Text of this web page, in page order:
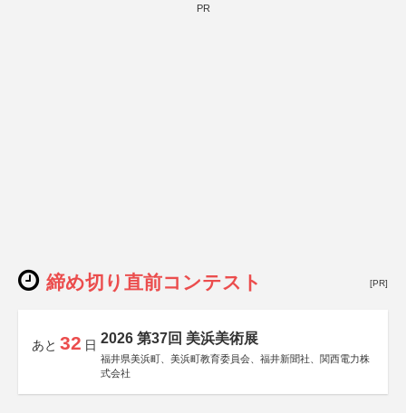
PR
締め切り直前コンテスト [PR]
あと 32 日 2026 第37回 美浜美術展
福井県美浜町、美浜町教育委員会、福井新聞社、関西電力株
式会社